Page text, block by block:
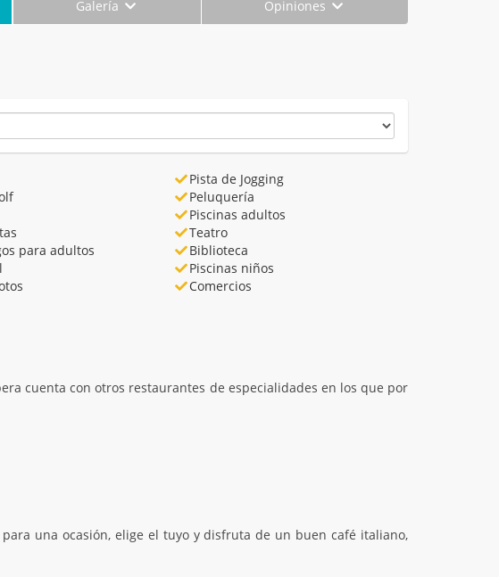
Galería Opiniones
Pista de Jogging
Peluquería
Piscinas adultos
Teatro
para adultos
Biblioteca
Piscinas niños
Comercios
cuenta con otros restaurantes de especialidades en los que por
una ocasión, elige el tuyo y disfruta de un buen café italiano,